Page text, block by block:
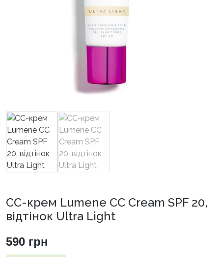
СС-крем Lumene CC Cream SPF 20,
відтінок Ultra Light
590 грн